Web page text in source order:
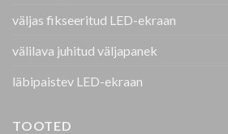
väljas fikseeritud LED-ekraan
välilava juhitud väljapanek
läbipaistev LED-ekraan
TOOTED